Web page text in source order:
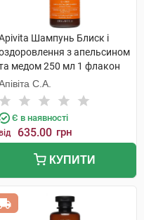
Шампунь Блиск і
з апельсином
медом 250 мл 1 флакон
С.А.
Є в наявності
635.00 грн
КУПИТИ